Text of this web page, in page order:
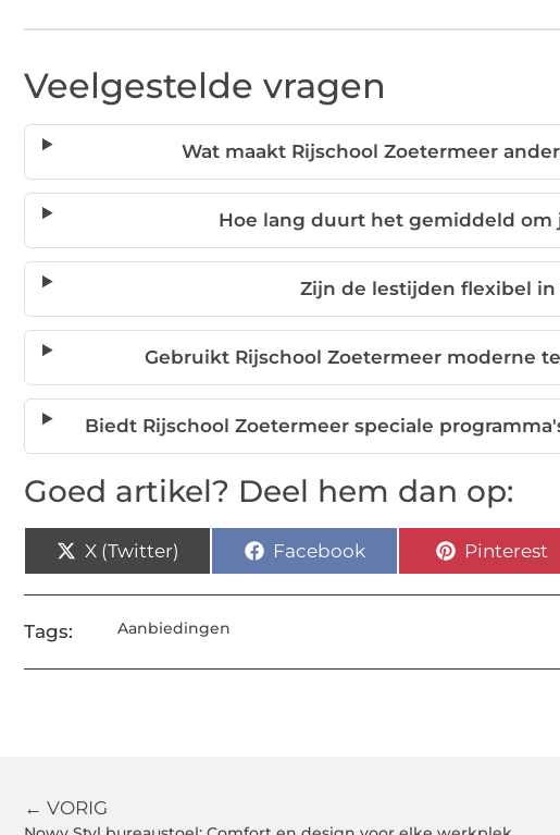
Veelgestelde vragen
Wat maakt Rijschool Zoetermeer
Hoe lang duurt het gemiddeld om
Zijn de lestijden flexibel in
Gebruikt Rijschool Zoetermeer moderne
Biedt Rijschool Zoetermeer speciale
Goed artikel? Deel hem dan op:
X (Twitter) Facebook Pinterest
Tags: Aanbiedingen
← VORIG